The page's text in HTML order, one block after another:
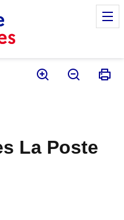
La Poste